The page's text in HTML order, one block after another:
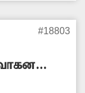
எனவே
#18803